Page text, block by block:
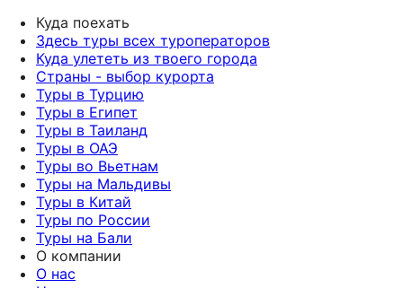
Куда поехать
Здесь туры всех туроператоров
Куда улететь из твоего города
Страны - выбор курорта
Туры в Турцию
Туры в Египет
Туры в Таиланд
Туры в ОАЭ
Туры во Вьетнам
Туры на Мальдивы
Туры в Китай
Туры по России
Туры на Бали
О компании
О нас